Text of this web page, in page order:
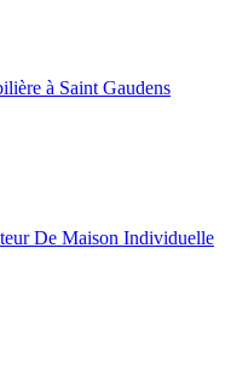
à Saint Gaudens
De Maison Individuelle